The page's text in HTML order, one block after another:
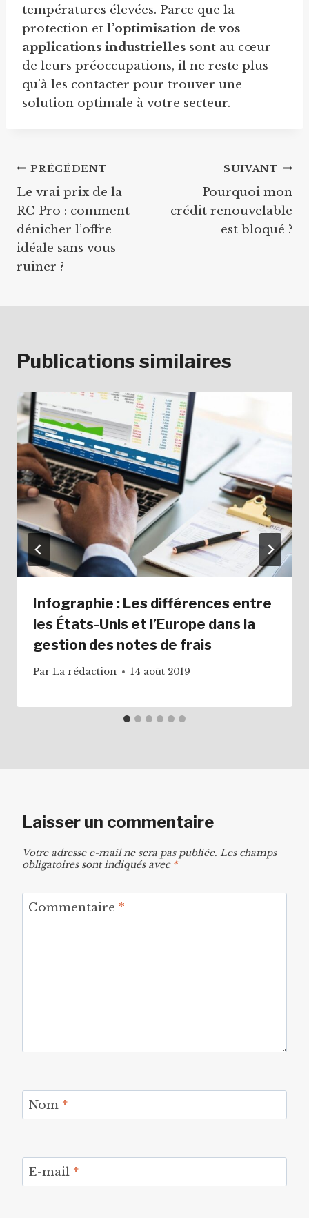
températures élevées. Parce que la
protection et l’optimisation de vos
applications industrielles sont au cœur
de leurs préoccupations, il ne reste plus
qu’à les contacter pour trouver une
solution optimale à votre secteur.
Navigation
de
l’article
PRÉCÉDENT
Le vrai prix de la
RC Pro : comment
dénicher l’offre
idéale sans vous
ruiner ?
SUIVANT
Pourquoi mon
crédit renouvelable
est bloqué ?
Publications similaires
Infographie : Les différences entre
les États-Unis et l’Europe dans la
gestion des notes de frais
Par La rédaction 14 août 2019
Laisser un commentaire
Votre adresse e-mail ne sera pas publiée. Les champs
obligatoires sont indiqués avec *
Commentaire *
Nom *
E-mail *